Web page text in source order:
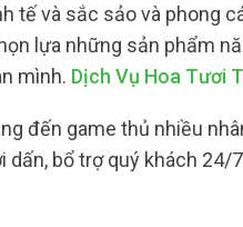
tế và sắc sảo và phong
lựa những sản phẩm
mình. Dịch Vụ Hoa Tươi
đến game thủ nhiều
bổ trợ quý khách